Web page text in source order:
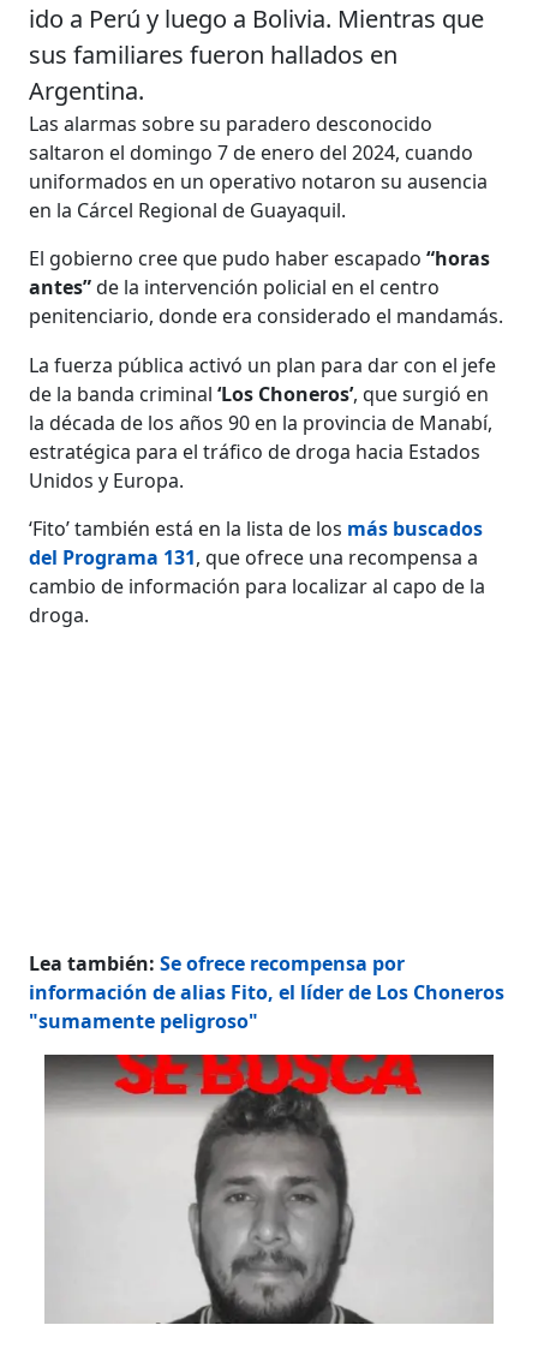
ido a Perú y luego a Bolivia. Mientras que
sus familiares fueron hallados en
Argentina.
Las alarmas sobre su paradero desconocido
saltaron el domingo 7 de enero del 2024, cuando
uniformados en un operativo notaron su ausencia
en la Cárcel Regional de Guayaquil.
El gobierno cree que pudo haber escapado“horas
antes”de la intervención policial en el centro
penitenciario, donde era considerado el mandamás.
La fuerza pública activó un plan para dar con el jefe
de la banda criminal‘Los Choneros’, que surgió en
la década de los años 90 en la provincia de Manabí,
estratégica para el tráfico de droga hacia Estados
Unidos y Europa.
‘Fito’ también está en la lista de los más buscados
del Programa 131, que ofrece una recompensa a
cambio de información para localizar al capo de la
droga.
Lea también:Se ofrece recompensa por
información de alias Fito, el líder de Los Choneros
"sumamente peligroso"